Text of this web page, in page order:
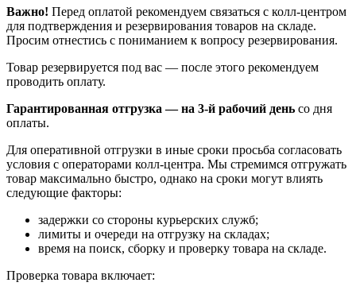
Важно! Перед оплатой рекомендуем связаться с колл‑центром
для подтверждения и резервирования товаров на складе.
Просим отнестись с пониманием к вопросу резервирования.
Товар резервируется под вас — после этого рекомендуем
проводить оплату.
Гарантированная отгрузка — на 3‑й рабочий день со дня
оплаты.
Для оперативной отгрузки в иные сроки просьба согласовать
условия с операторами колл‑центра. Мы стремимся отгружать
товар максимально быстро, однако на сроки могут влиять
следующие факторы:
задержки со стороны курьерских служб;
лимиты и очереди на отгрузку на складах;
время на поиск, сборку и проверку товара на складе.
Проверка товара включает: